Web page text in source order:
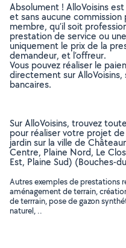
Absolument ! AlloVoisins
et sans aucune
membre, qu’il soit
prestation de service ou
uniquement le prix de la
demandeur, et l’offreur.
Vous pouvez réaliser le
directement sur AlloVoisins,
bancaires.
Sur AlloVoisins, trouvez
pour réaliser votre projet
jardin sur la ville de
Centre, Plaine Nord, Le
Est, Plaine Sud) (Bouches-
Autres exemples de prestations
aménagement de terrain,
de terrrain, pose de gazon
naturel, ..